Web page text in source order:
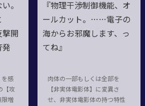
。
開
を感
【攻
限増
『物理干渉制御機能、オ
ールカット。……電子の
海からお邪魔します、っ
てね』
肉体の一部もしくは全部を
【非実体電影体】に変異さ
せ、非実体電影体の持つ特性